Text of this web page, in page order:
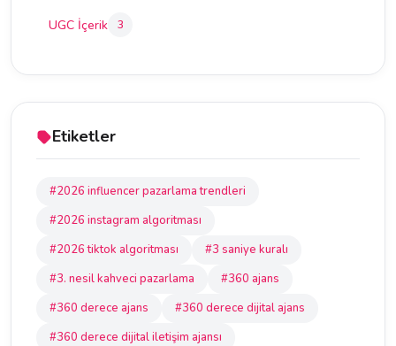
UGC İçerik 3
Etiketler
#2026 influencer pazarlama trendleri
#2026 instagram algoritması
#2026 tiktok algoritması
#3 saniye kuralı
#3. nesil kahveci pazarlama
#360 ajans
#360 derece ajans
#360 derece dijital ajans
#360 derece dijital iletişim ajansı